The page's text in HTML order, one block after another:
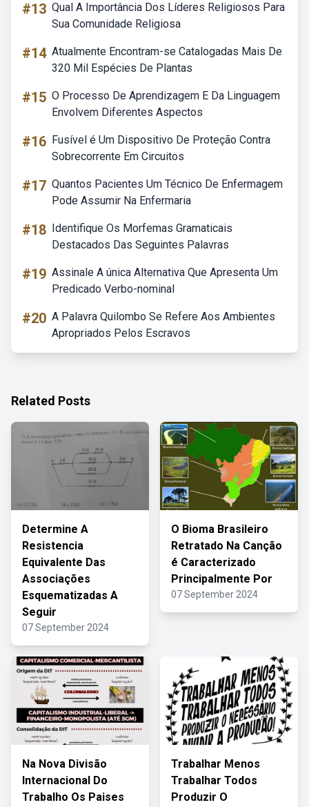
#13 Qual A Importância Dos Líderes Religiosos Para
Sua Comunidade Religiosa
#14 Atualmente Encontram-se Catalogadas Mais De
320 Mil Espécies De Plantas
#15 O Processo De Aprendizagem E Da Linguagem
Envolvem Diferentes Aspectos
#16 Fusível é Um Dispositivo De Proteção Contra
Sobrecorrente Em Circuitos
#17 Quantos Pacientes Um Técnico De Enfermagem
Pode Assumir Na Enfermaria
#18 Identifique Os Morfemas Gramaticais
Destacados Das Seguintes Palavras
#19 Assinale A única Alternativa Que Apresenta Um
Predicado Verbo-nominal
#20 A Palavra Quilombo Se Refere Aos Ambientes
Apropriados Pelos Escravos
Related Posts
Determine A
Resistencia
Equivalente Das
Associações
Esquematizadas A
Seguir
07 September 2024
O Bioma Brasileiro
Retratado Na Canção
é Caracterizado
Principalmente Por
07 September 2024
Na Nova Divisão
Internacional Do
Trabalho Os Paises
Trabalhar Menos
Trabalhar Todos
Produzir O